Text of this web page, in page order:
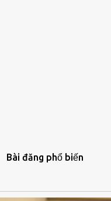
Bài đăng phổ biến